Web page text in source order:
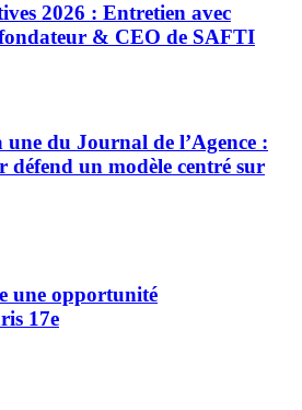
2026 : Entretien avec
& CEO de SAFTI
du Journal de l’Agence :
un modèle centré sur
une opportunité
17e